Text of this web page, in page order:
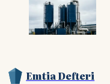
Emtia Defteri